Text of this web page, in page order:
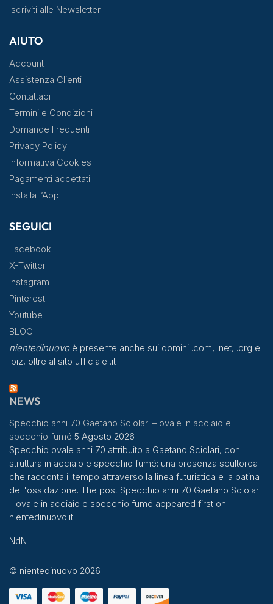
Iscriviti alle Newsletter
AIUTO
Account
Assistenza Clienti
Contattaci
Termini e Condizioni
Domande Frequenti
Privacy Policy
Informativa Cookies
Pagamenti accettati
Installa l’App
SEGUICI
Facebook
X-Twitter
Instagram
Pinterest
Youtube
BLOG
nientedinuovoè presente anche sui domini .com, .net, .org e
.biz, oltre al sito ufficiale .it
NEWS
Specchio anni 70 Gaetano Sciolari – ovale in acciaio e
specchio fumé 5 Agosto 2026
Specchio ovale anni 70 attribuito a Gaetano Sciolari, con
struttura in acciaio e specchio fumé: una presenza scultorea
che racconta il tempo attraverso la linea futuristica e la patina
dell'ossidazione. The post Specchio anni 70 Gaetano Sciolari
– ovale in acciaio e specchio fumé appeared first on
nientedinuovo.it.
NdN
© nientedinuovo 2026